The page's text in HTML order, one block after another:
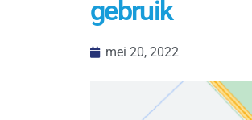
gebruik
mei 20, 2022